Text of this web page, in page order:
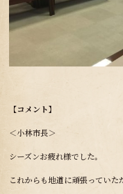
【コメント】
＜小林市長＞
シーズンお疲れ様でした。
これからも地道に頑張っていた